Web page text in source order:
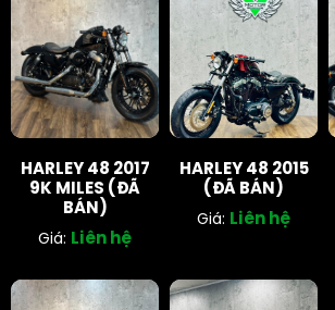
HARLEY 48 2017
9K MILES (ĐÃ
BÁN)
Giá: Liên hệ
HARLEY 48 2015
(ĐÃ BÁN)
Giá: Liên hệ